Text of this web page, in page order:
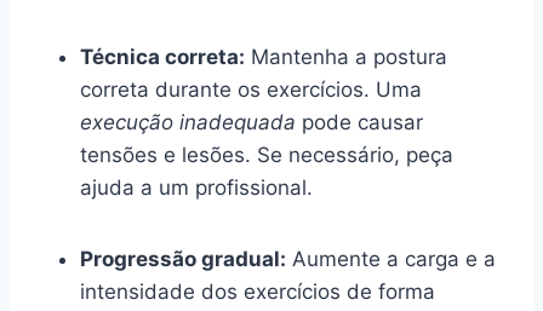
Técnica correta: Mantenha a postura
correta durante os exercícios. Uma
execução inadequada pode causar
tensões e lesões. Se necessário, peça
ajuda a um profissional.
Progressão gradual: Aumente a carga e a
intensidade dos exercícios de forma